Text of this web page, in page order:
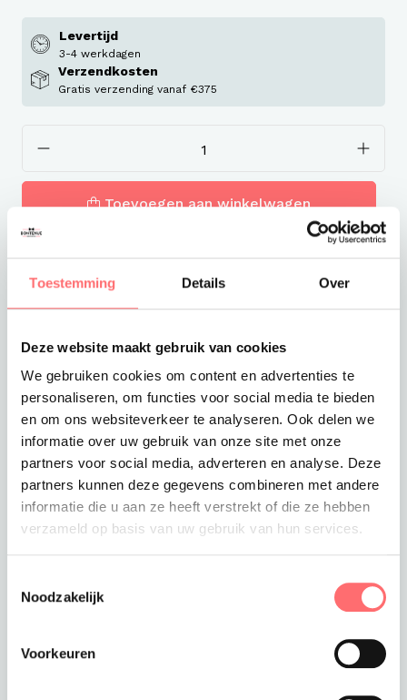
Toestemming Details Over
Deze website maakt gebruik van cookies
We gebruiken cookies om content en advertenties te
personaliseren, om functies voor social media te bieden
en om ons websiteverkeer te analyseren. Ook delen we
informatie over uw gebruik van onze site met onze
partners voor social media, adverteren en analyse. Deze
partners kunnen deze gegevens combineren met andere
informatie die u aan ze heeft verstrekt of die ze hebben
verzameld op basis van uw gebruik van hun services.
Noodzakelijk
Voorkeuren
Levertijd
3-4 werkdagen
Verzendkosten
Gratis verzending vanaf €375
Toevoegen aan winkelwagen
Offerte of sample aanvragen
Stop dit product dan in je winkelmandje en
vraag een offerte of sample aan.
Witte Bakkerssloof Zonder
Hygiënisch, klassiek en